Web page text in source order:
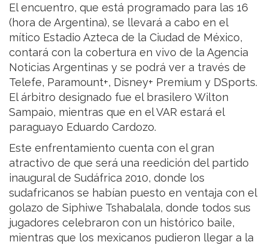
El encuentro, que está programado para las 16
(hora de Argentina), se llevará a cabo en el
mítico Estadio Azteca de la Ciudad de México,
contará con la cobertura en vivo de la Agencia
Noticias Argentinas y se podrá ver a través de
Telefe, Paramount+, Disney+ Premium y DSports.
El árbitro designado fue el brasilero Wilton
Sampaio, mientras que en el VAR estará el
paraguayo Eduardo Cardozo.
Este enfrentamiento cuenta con el gran
atractivo de que será una reedición del partido
inaugural de Sudáfrica 2010, donde los
sudafricanos se habían puesto en ventaja con el
golazo de Siphiwe Tshabalala, donde todos sus
jugadores celebraron con un histórico baile,
mientras que los mexicanos pudieron llegar a la